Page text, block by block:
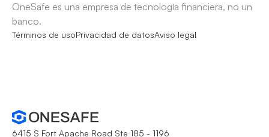
OneSafe es una empresa de tecnología financiera, no un
banco.
Términos de usoPrivacidad de datosAviso legal
6415 S Fort Apache Road Ste 185 - 1196